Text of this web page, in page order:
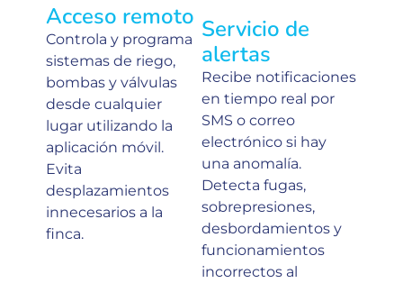
Acceso remoto
Controla y programa
sistemas de riego,
bombas y válvulas
desde cualquier
lugar utilizando la
aplicación móvil.
Evita
desplazamientos
innecesarios a la
finca.
Servicio de
alertas
Recibe notificaciones
en tiempo real por
SMS o correo
electrónico si hay
una anomalía.
Detecta fugas,
sobrepresiones,
desbordamientos y
funcionamientos
incorrectos al